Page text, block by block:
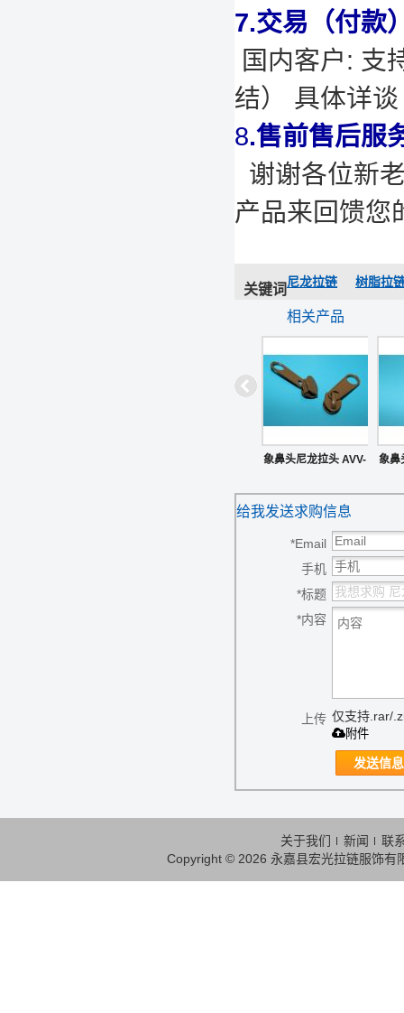
7.交易（付款
国内客户: 支
结） 具体详谈
8.售前售后服
谢谢各位新
产品来回馈您
关键词 尼龙拉链 树脂拉
相关产品
象鼻头尼龙拉头 AVV- 象鼻
给我发送求购信息
*Email
手机
*标题
*内容
上传 仅支持.rar/
附件
发送信息
关于我们 新闻
联
Copyright © 2026 永嘉县宏光拉链服饰有